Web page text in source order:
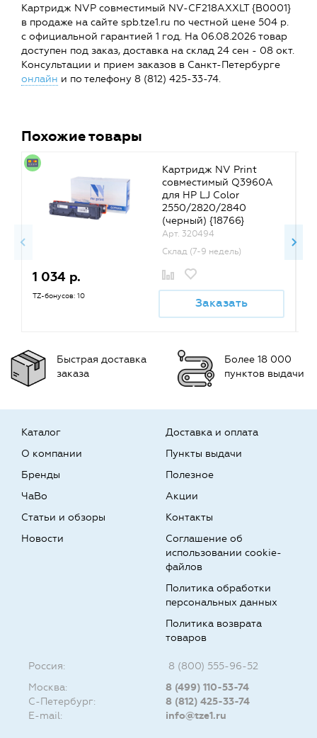
Картридж NVP совместимый NV-CF218AXXLT {B0001}
в продаже на сайте spb.tze1.ru по честной цене 504 р.
с официальной гарантией 1 год. На 06.08.2026 товар
доступен под заказ, доставка на склад 24 сен - 08 окт.
Консультации и прием заказов в Санкт-Петербурге
онлайн и по телефону 8 (812) 425-33-74.
Похожие товары
Картридж NV Print
совместимый Q3960A
для HP LJ Color
2550/2820/2840
(черный) {18766}
Арт. 320494
Склад (7-9 недель)
1 034 р.
TZ-бонусов: 10 Заказать
Быстрая доставка
заказа
Более 18 000
пунктов выдачи
Каталог
О компании
Бренды
Доставка и оплата
Пункты выдачи
Полезное
ЧаВо
Статьи и обзоры
Новости
Акции
Контакты
Соглашение об
использовании cookie-
файлов
Политика обработки
персональных данных
Политика возврата
товаров
Россия:
8 (800) 555-96-52
Москва:
8 (499) 110-53-74
С-Петербург:
8 (812) 425-33-74
E-mail:
info@tze1.ru